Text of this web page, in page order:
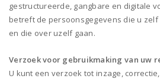
gestructureerde, gangbare en digitale
betreft de persoonsgegevens die u
en die over uzelf gaan.
Verzoek voor gebruikmaking van uw
U kunt een verzoek tot inzage,